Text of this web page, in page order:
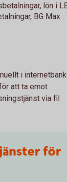
lön i
BG Max
i
att ta emot
via fil
för